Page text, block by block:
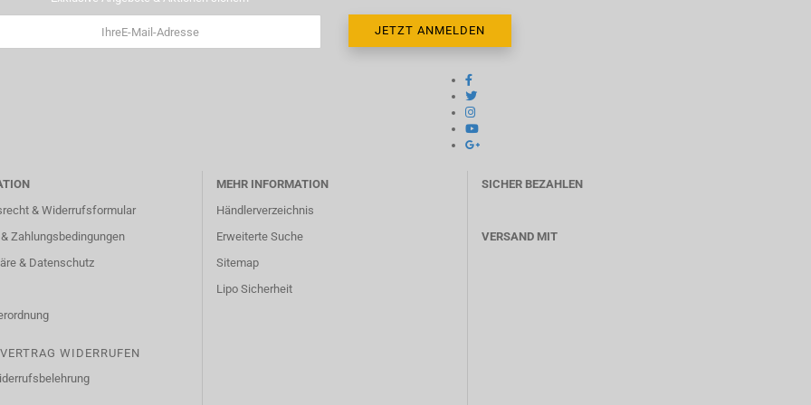
& Widerrufsformular
Zahlungsbedingungen
& Datenschutz
VERTRAG WIDERRUFEN
MEHR INFORMATION
Händlerverzeichnis
Erweiterte Suche
Sitemap
Lipo Sicherheit
SICHER BEZAHLEN
VERSAND MIT